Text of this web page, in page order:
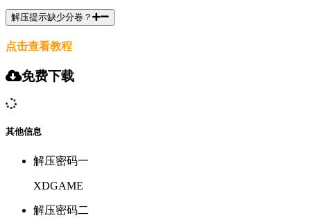
解压提示缺少分卷？
点击查看教程
免费下载
其他信息
解压密码一
XDGAME
解压密码二